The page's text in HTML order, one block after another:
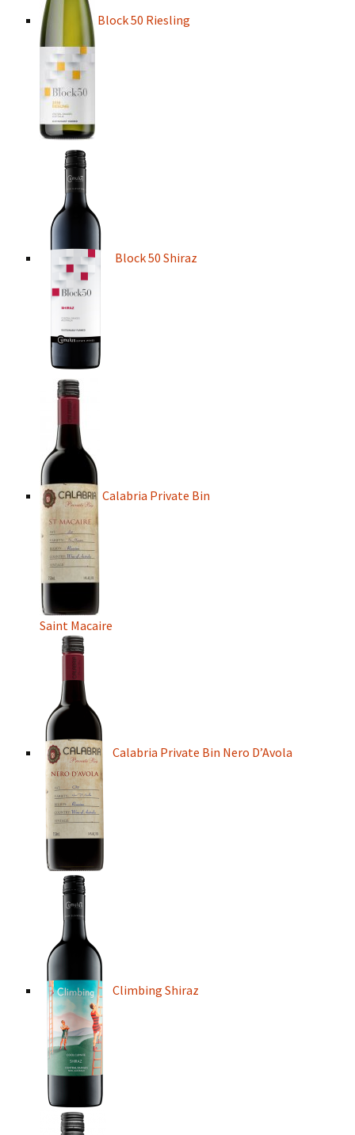
Block 50 Riesling
Block 50 Shiraz
Calabria Private Bin
Saint Macaire
Calabria Private Bin Nero D’Avola
Climbing Shiraz